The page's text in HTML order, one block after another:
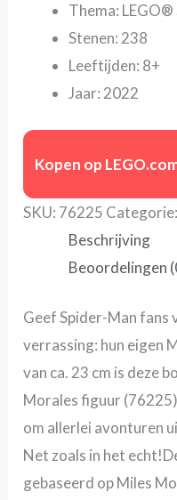
Thema:
Stenen: 238
Leeftijden: 8+
Jaar: 2022
Kopen op
SKU: 76225 Categorie:
Beschrijving
Beoordelingen
Geef Spider-Man fans
verrassing: hun eigen
van ca. 23 cm is deze
Morales figuur
om allerlei avonturen
Net zoals in het
gebaseerd op Miles